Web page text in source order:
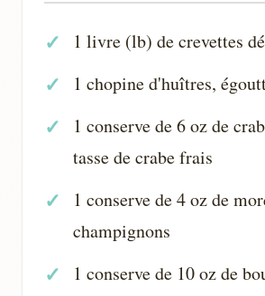
1 livre (lb) de crevettes
1 chopine d'huîtres,
1 conserve de 6 oz de
tasse de crabe frais
1 conserve de 4 oz de
champignons
1 conserve de 10 oz de